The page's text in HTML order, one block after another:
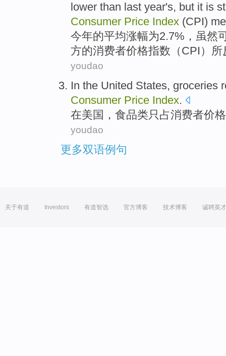
lower than last year's, but it is
Consumer Price Index (CPI)
今年的平均涨幅为2.7%，虽然
方的消费者价格指数 （CPI ） 所
youdao
In the United States, groceries
Consumer Price Index.
在美国 ， 食品类只 占消费者价格
youdao
更多双语例句
关于有道 Investors 有道智选 官方博客 技术博客 诚聘英才